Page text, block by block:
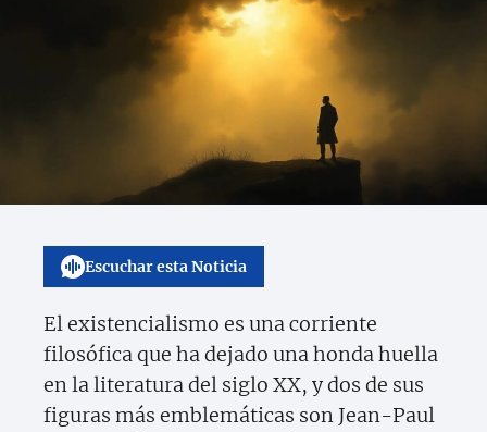
Escuchar esta Noticia
El existencialismo es una corriente
filosófica que ha dejado una honda huella
en la literatura del siglo XX, y dos de sus
figuras más emblemáticas son Jean-Paul